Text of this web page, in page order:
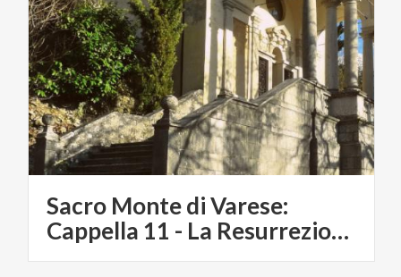
Sacro Monte di Varese:
Cappella 11 - La Resurrezione